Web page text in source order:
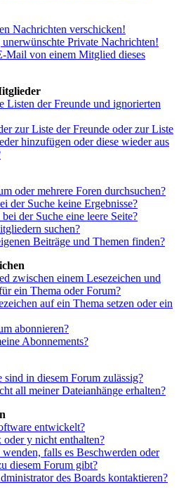
Nachrichten verschicken!
Private Nachrichten!
Mail von einem Mitglied dieses
Listen der Freunde und ignorierten
zur Liste der Freunde oder zur Liste
hinzufügen oder diese wieder aus
oder mehrere Foren durchsuchen?
der Suche keine Ergebnisse?
der Suche eine leere Seite?
suchen?
Beiträge und Themen finden?
zwischen einem Lesezeichen und
ein Thema oder Forum?
auf ein Thema setzen oder ein
abonnieren?
Abonnements?
sind in diesem Forum zulässig?
all meiner Dateianhänge erhalten?
entwickelt?
y nicht enthalten?
falls es Beschwerden oder
diesem Forum gibt?
des Boards kontaktieren?